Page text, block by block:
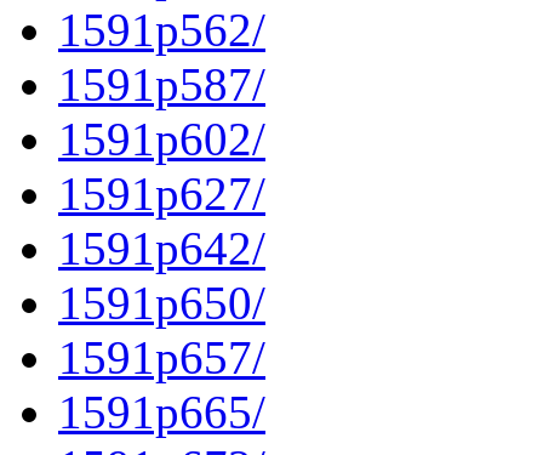
1591p562/
1591p587/
1591p602/
1591p627/
1591p642/
1591p650/
1591p657/
1591p665/